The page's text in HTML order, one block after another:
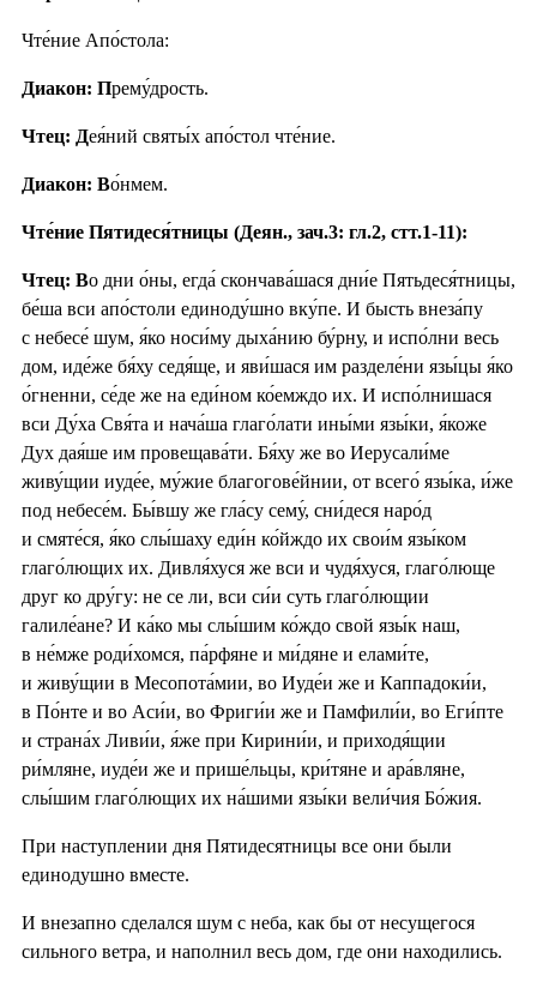
Чте́ние Апо́стола:
Диакон: Прему́дрость.
Чтец: Дея́ний святы́х апо́стол чте́ние.
Диакон: Во́нмем.
Чте́ние Пятидеся́тницы (Деян., зач.3: гл.2, стт.1-11):
Чтец: Во дни о́ны, егда́ скончава́шася дни́е Пятьдеся́тницы,
бе́ша вси апо́столи единоду́шно вку́пе. И бысть внеза́пу
с небесе́ шум, я́ко носи́му дыха́нию бу́рну, и испо́лни весь
дом, иде́же бя́ху седя́ще, и яви́шася им разделе́ни язы́цы я́ко
о́гненни, се́де же на еди́ном ко́емждо их. И испо́лнишася
вси Ду́ха Свя́та и нача́ша глаго́лати ины́ми язы́ки, я́коже
Дух дая́ше им провещава́ти. Бя́ху же во Иерусали́ме
живу́щии иуде́е, му́жие благогове́йнии, от всего́ язы́ка, и́же
под небесе́м. Бы́вшу же гла́су сему́, сни́деся наро́д
и смяте́ся, я́ко слы́шаху еди́н ко́йждо их свои́м язы́ком
глаго́лющих их. Дивля́хуся же вси и чудя́хуся, глаго́люще
друг ко дру́гу: не се ли, вси си́и суть глаго́лющии
галиле́ане? И ка́ко мы слы́шим ко́ждо свой язы́к наш,
в не́мже роди́хомся, па́рфяне и ми́дяне и елами́те,
и живу́щии в Месопота́мии, во Иуде́и же и Каппадоки́и,
в По́нте и во Аси́и, во Фриги́и же и Памфили́и, во Еги́пте
и страна́х Ливи́и, я́же при Кирини́и, и приходя́щии
ри́мляне, иуде́и же и прише́льцы, кри́тяне и ара́вляне,
слы́шим глаго́лющих их на́шими язы́ки вели́чия Бо́жия.
При наступлении дня Пятидесятницы все они были
единодушно вместе.
И внезапно сделался шум с неба, как бы от несущегося
сильного ветра, и наполнил весь дом, где они находились.